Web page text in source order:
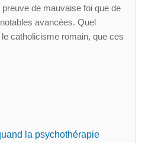
de mauvaise foi que de
avancées. Quel
catholicisme romain, que ces
la psychothérapie